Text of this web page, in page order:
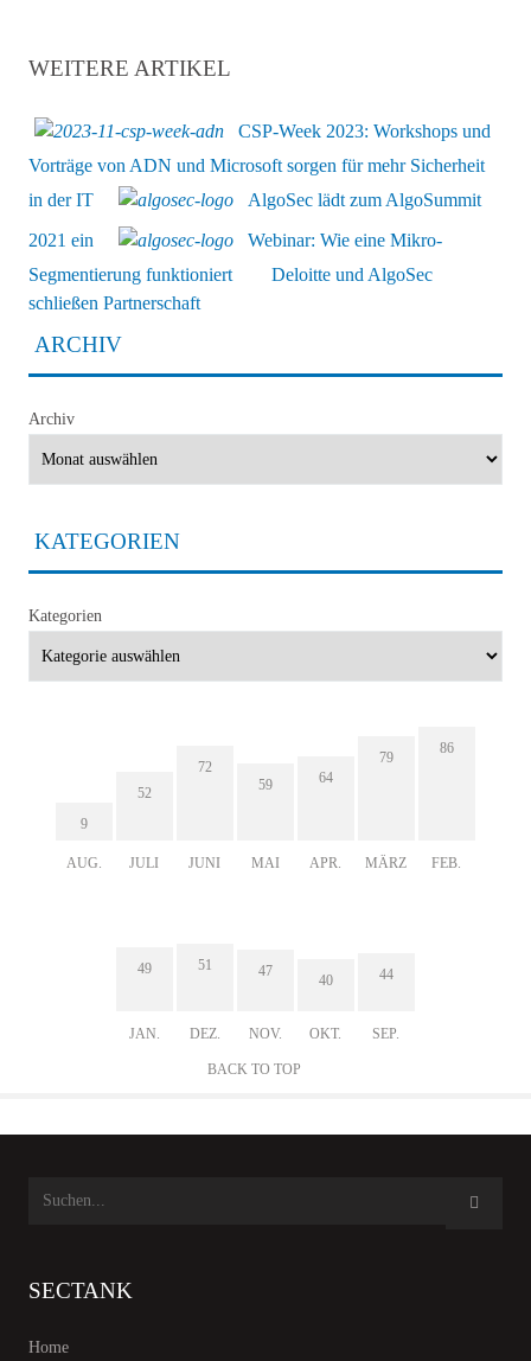
WEITERE ARTIKEL
CSP-Week 2023: Workshops und
Vorträge von ADN und Microsoft sorgen für mehr Sicherheit
in der IT
AlgoSec lädt zum AlgoSummit
2021 ein
Webinar: Wie eine Mikro-
Segmentierung funktioniert
Deloitte und AlgoSec
schließen Partnerschaft
ARCHIV
Archiv
KATEGORIEN
Kategorien
9
AUG.
52
JULI
72
JUNI
59
MAI
64
APR.
79
MÄRZ
86
FEB.
49
JAN.
51
DEZ.
47
NOV.
40
OKT.
44
SEP.
BACK TO TOP
SECTANK
Home